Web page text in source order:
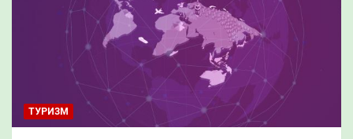
ТУРИЗМ